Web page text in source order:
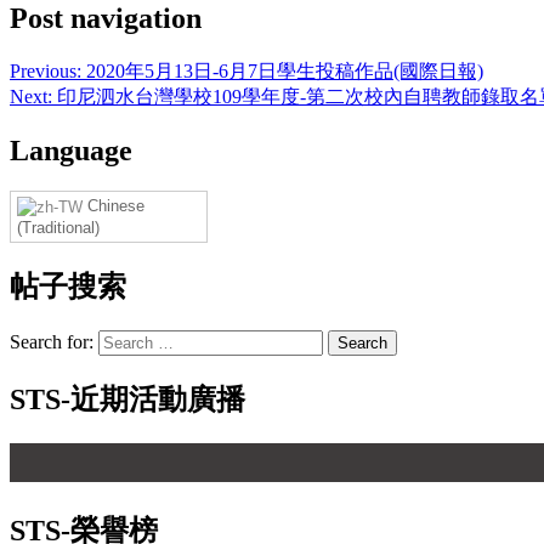
Post navigation
Previous: 2020年5月13日-6月7日學生投稿作品(國際日報)
Next: 印尼泗水台灣學校109學年度-第二次校內自聘教師錄取
Language
Chinese
(Traditional)
帖子搜索
Search for:
STS-近期活動廣播
STS-榮譽榜